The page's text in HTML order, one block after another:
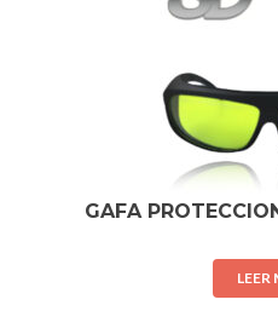
GAFA
LEER